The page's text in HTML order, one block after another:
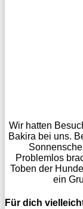
Wir hatten
Bakira bei uns.
Problemlos
Toben der
ein
Für dich